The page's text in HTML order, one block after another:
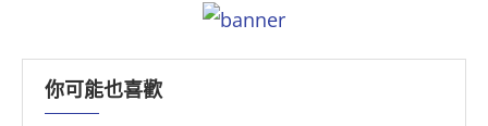
你可能也喜歡